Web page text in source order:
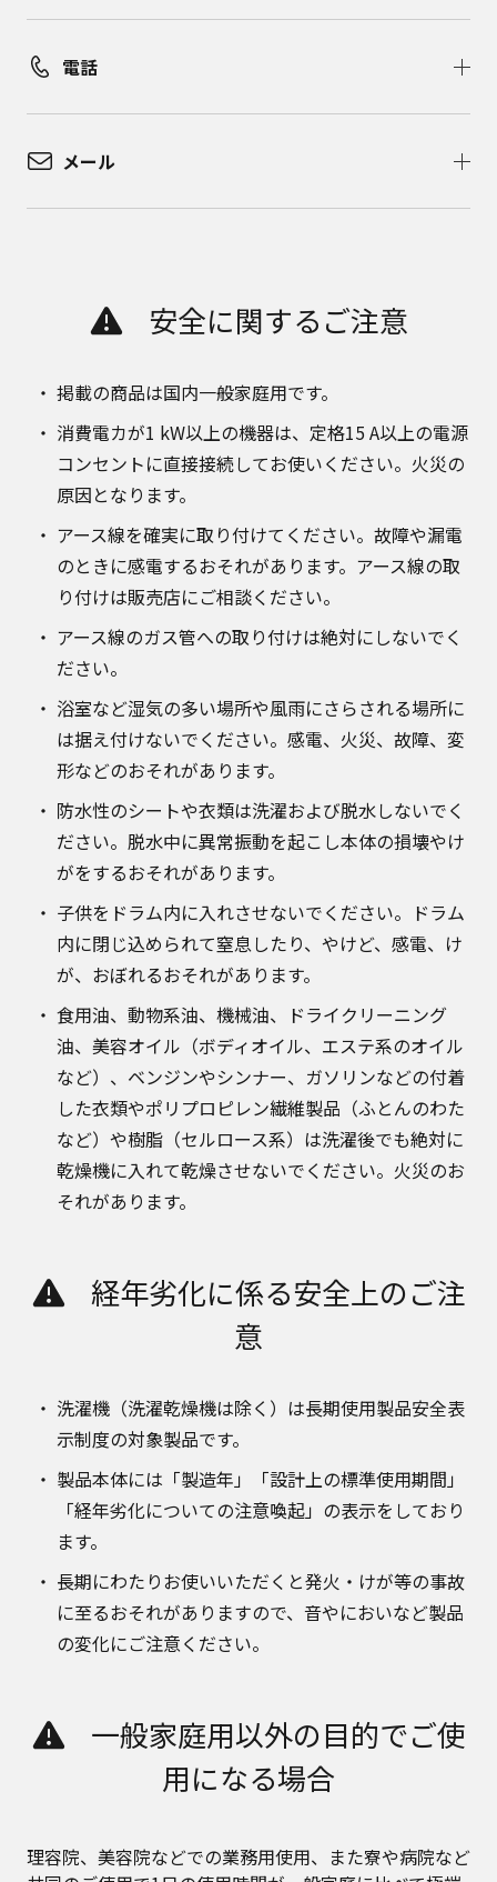
電話
メール
安全に関するご注意
掲載の商品は国内一般家庭用です。
消費電カが1 kW以上の機器は、定格15 A以上の電源
コンセントに直接接続してお使いください。火災の
原因となります。
アース線を確実に取り付けてください。故障や漏電
のときに感電するおそれがあります。アース線の取
り付けは販売店にご相談ください。
アース線のガス管への取り付けは絶対にしないでく
ださい。
浴室など湿気の多い場所や風雨にさらされる場所に
は据え付けないでください。感電、火災、故障、変
形などのおそれがあります。
防水性のシートや衣類は洗濯および脱水しないでく
ださい。脱水中に異常振動を起こし本体の損壊やけ
がをするおそれがあります。
子供をドラム内に入れさせないでください。ドラム
内に閉じ込められて窒息したり、やけど、感電、け
が、おぼれるおそれがあります。
食用油、動物系油、機械油、ドライクリーニング
油、美容オイル（ボディオイル、エステ系のオイル
など）、ベンジンやシンナー、ガソリンなどの付着
した衣類やポリプロピレン繊維製品（ふとんのわた
など）や樹脂（セルロース系）は洗濯後でも絶対に
乾燥機に入れて乾燥させないでください。火災のお
それがあります。
経年劣化に係る安全上のご注
意
洗濯機（洗濯乾燥機は除く）は長期使用製品安全表
示制度の対象製品です。
製品本体には「製造年」「設計上の標準使用期間」
「経年劣化についての注意喚起」の表示をしており
ます。
長期にわたりお使いいただくと発火・けが等の事故
に至るおそれがありますので、音やにおいなど製品
の変化にご注意ください。
一般家庭用以外の目的でご使
用になる場合
理容院、美容院などでの業務用使用、また寮や病院など